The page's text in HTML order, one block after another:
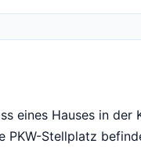
eines Hauses in der
PKW-Stellplatz